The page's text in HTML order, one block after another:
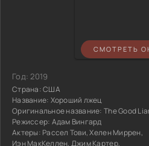
СМОТРЕТЬ
Год:2019
Страна:США
Название: Хороший лжец
Оригинальное название: The Good
Режиссер: Адам Вингард
Актеры: Рассел Тови, Хелен Миррен,
Иэн МакКеллен, Джим Картер,